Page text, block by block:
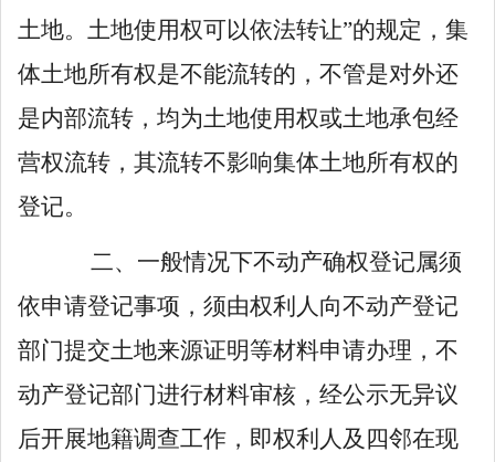
土地。土地使用权可以依法转让”的规定，集
体土地所有权是不能流转的，不管是对外还
是内部流转，均为土地使用权或土地承包经
营权流转，其流转不影响集体土地所有权的
登记。
二、 一般情况下不动产确权登记属须
依申请登记事项，须由权利人向不动产登记
部门提交土地来源证明等材料申请办理，不
动产登记部门进行材料审核，经公示无异议
后开展地籍调查工作，即权利人及四邻在现